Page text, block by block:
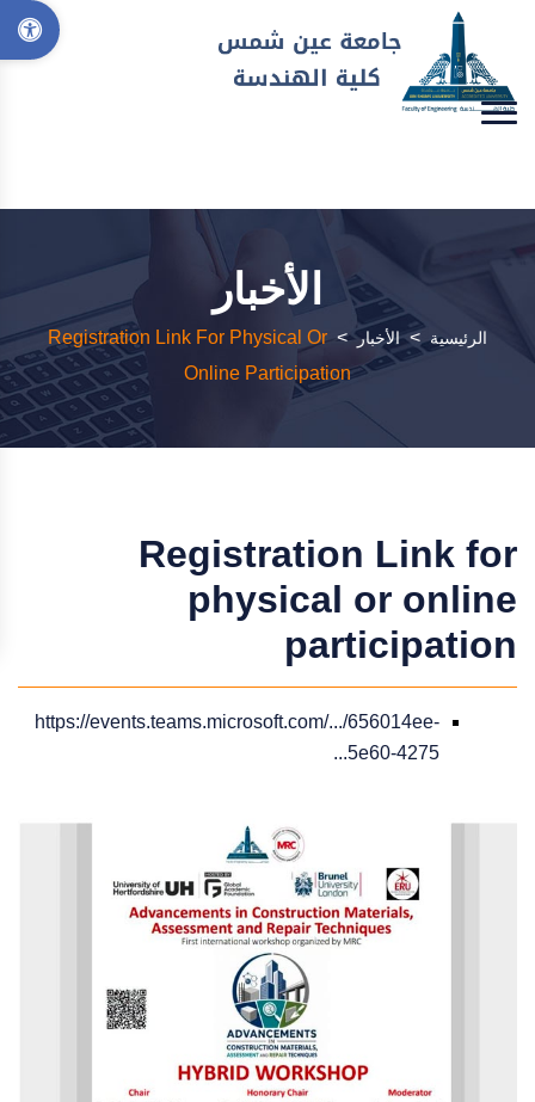
الأخبار
الرئيسية > الأخبار >
Registration Link For Physical Or
Online Participation
Registration Link for
physical or online
participation
https://events.teams.microsoft.com/.../656014ee-
5e60-4275...